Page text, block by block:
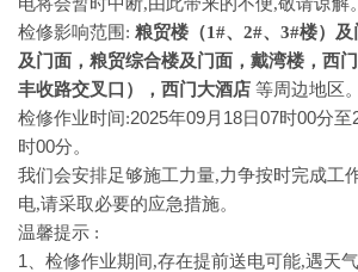
检修影响范围 : 粮贸楼（1#、2#、3#楼）
及门面，粮贸综合楼及门面，戴湾楼，西
丰收路交叉口），西门大酒店 等周边地区。
检修作业时间:2025年09月18日07时00分
时00分。
我们会安排足够施工力量,力争按时完成工
电,请采取必要的应急措施。
温馨提示 :
1、 检修作业期间,存在提前送电可能,遇天